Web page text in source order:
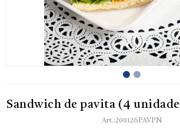
Sandwich de pavita (4
200126PAVPN